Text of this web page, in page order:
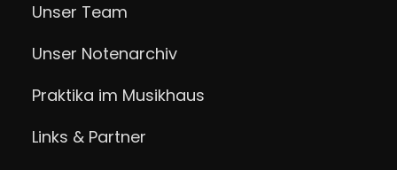
Unser Team
Unser Notenarchiv
Praktika im Musikhaus
Links & Partner